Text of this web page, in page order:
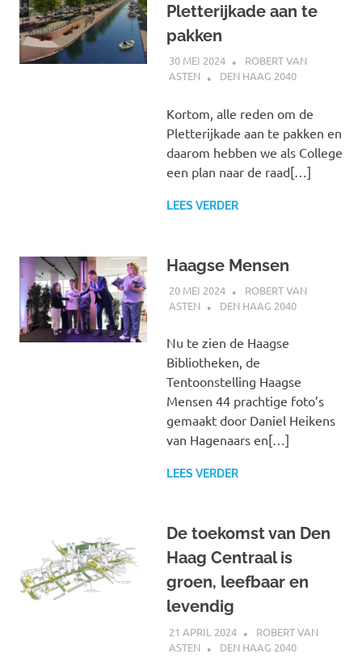
Pletterijkade aan te
pakken
30 MEI 2024
ROBERT VAN
ASTEN
DEN HAAG 2040
Kortom, alle reden om de
Pletterijkade aan te pakken en
daarom hebben we als College
een plan naar de raad[…]
LEES VERDER
Haagse Mensen
20 MEI 2024
ROBERT VAN
ASTEN
DEN HAAG 2040
Nu te zien de Haagse
Bibliotheken, de
Tentoonstelling Haagse
Mensen 44 prachtige foto’s
gemaakt door Daniel Heikens
van Hagenaars en[…]
LEES VERDER
De toekomst van Den
Haag Centraal is
groen, leefbaar en
levendig
21 APRIL 2024
ROBERT VAN
ASTEN
DEN HAAG 2040